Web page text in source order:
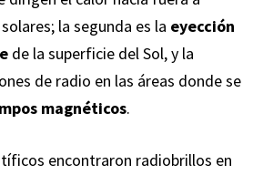
la segunda es la eyección
de la superficie del Sol, y la
de radio en las áreas donde se
magnéticos.
encontraron radiobrillos en